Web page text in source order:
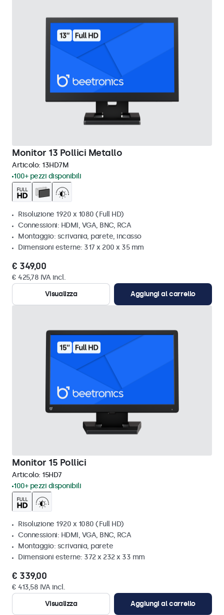
Monitor 13 Pollici Metallo
Articolo: 13HD7M
100+ pezzi disponibili
Risoluzione 1920 x 1080 (Full HD)
Connessioni: HDMI, VGA, BNC, RCA
Montaggio: scrivania, parete, incasso
Dimensioni esterne: 317 x 200 x 35 mm
€ 349,00
€ 425,78 IVA incl.
Visualizza
Aggiungi al carrello
Monitor 15 Pollici
Articolo: 15HD7
100+ pezzi disponibili
Risoluzione 1920 x 1080 (Full HD)
Connessioni: HDMI, VGA, BNC, RCA
Montaggio: scrivania, parete
Dimensioni esterne: 372 x 232 x 33 mm
€ 339,00
€ 413,58 IVA incl.
Visualizza
Aggiungi al carrello